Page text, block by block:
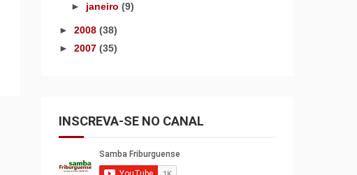
► janeiro (9)
► 2008 (38)
► 2007 (35)
INSCREVA-SE NO CANAL